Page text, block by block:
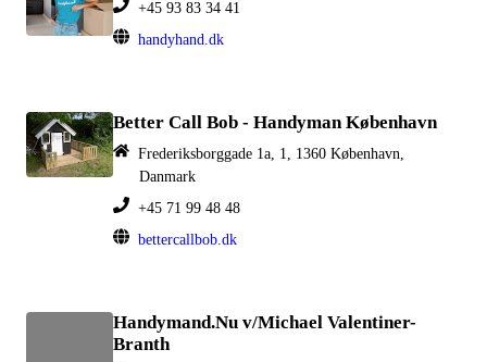
+45 93 83 34 41
handyhand.dk
Better Call Bob - Handyman København
Frederiksborggade 1a, 1, 1360 København,
Danmark
+45 71 99 48 48
bettercallbob.dk
Handymand.Nu v/Michael Valentiner-
Branth